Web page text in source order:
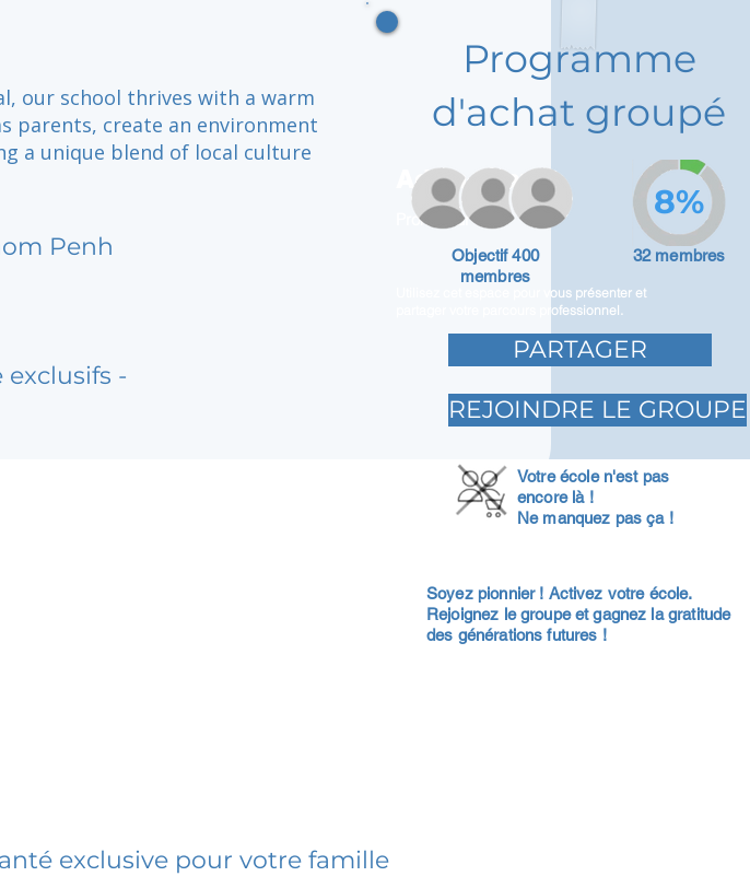
our school thrives with a warm
parents, create an environment
a unique blend of local culture
Penh
-
Adam Caar
Promoteur
Utilisez cet espace pour vous présenter et
partager votre parcours professionnel.
Programme
d'achat groupé
Objectif 400
membres
32 membres
8%
PARTAGER
REJOINDRE LE GROUPE
Votre école n'est pas
encore là !
Ne manquez pas ça !
Soyez pionnier ! Activez votre école.
Rejoignez le groupe et gagnez la gratitude
des générations futures !
exclusive pour votre famille